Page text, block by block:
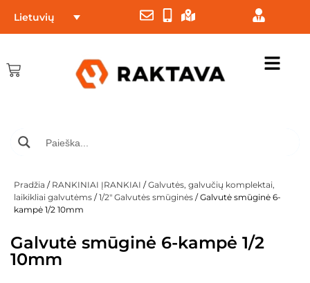
Lietuvių
Pradžia / RANKINIAI ĮRANKIAI /Galvutės, galvučių komplektai,
laikikliai galvutėms /1/2" Galvutės smūginės / Galvutė smūginė 6-
kampė 1/2 10mm
Galvutė smūginė 6-kampė 1/2
10mm